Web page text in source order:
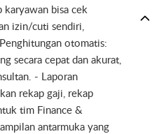
bisa cek
izin/cuti sendiri,
otomatis:
secara cepat dan akurat,
- Laporan
rekap gaji, rekap
tim Finance &
antarmuka yang